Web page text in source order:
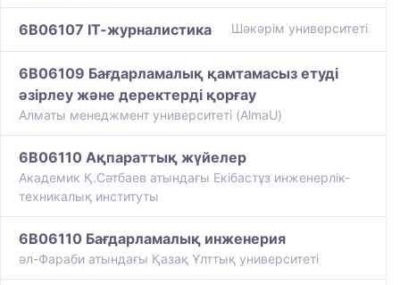
6B06107 ІТ-журналистика Шәкәрім университеті
6B06109 Бағдарламалық қамтамасыз етуді
әзірлеу және деректерді қорғау
Алматы менеджмент университеті (AlmaU)
6B06110 Ақпараттық жүйелер
Академик Қ.Сәтбаев атындағы Екібастұз инженерлік-
техникалық институты
6B06110 Бағдарламалық инженерия
әл-Фараби атындағы Қазақ Ұлттық университеті